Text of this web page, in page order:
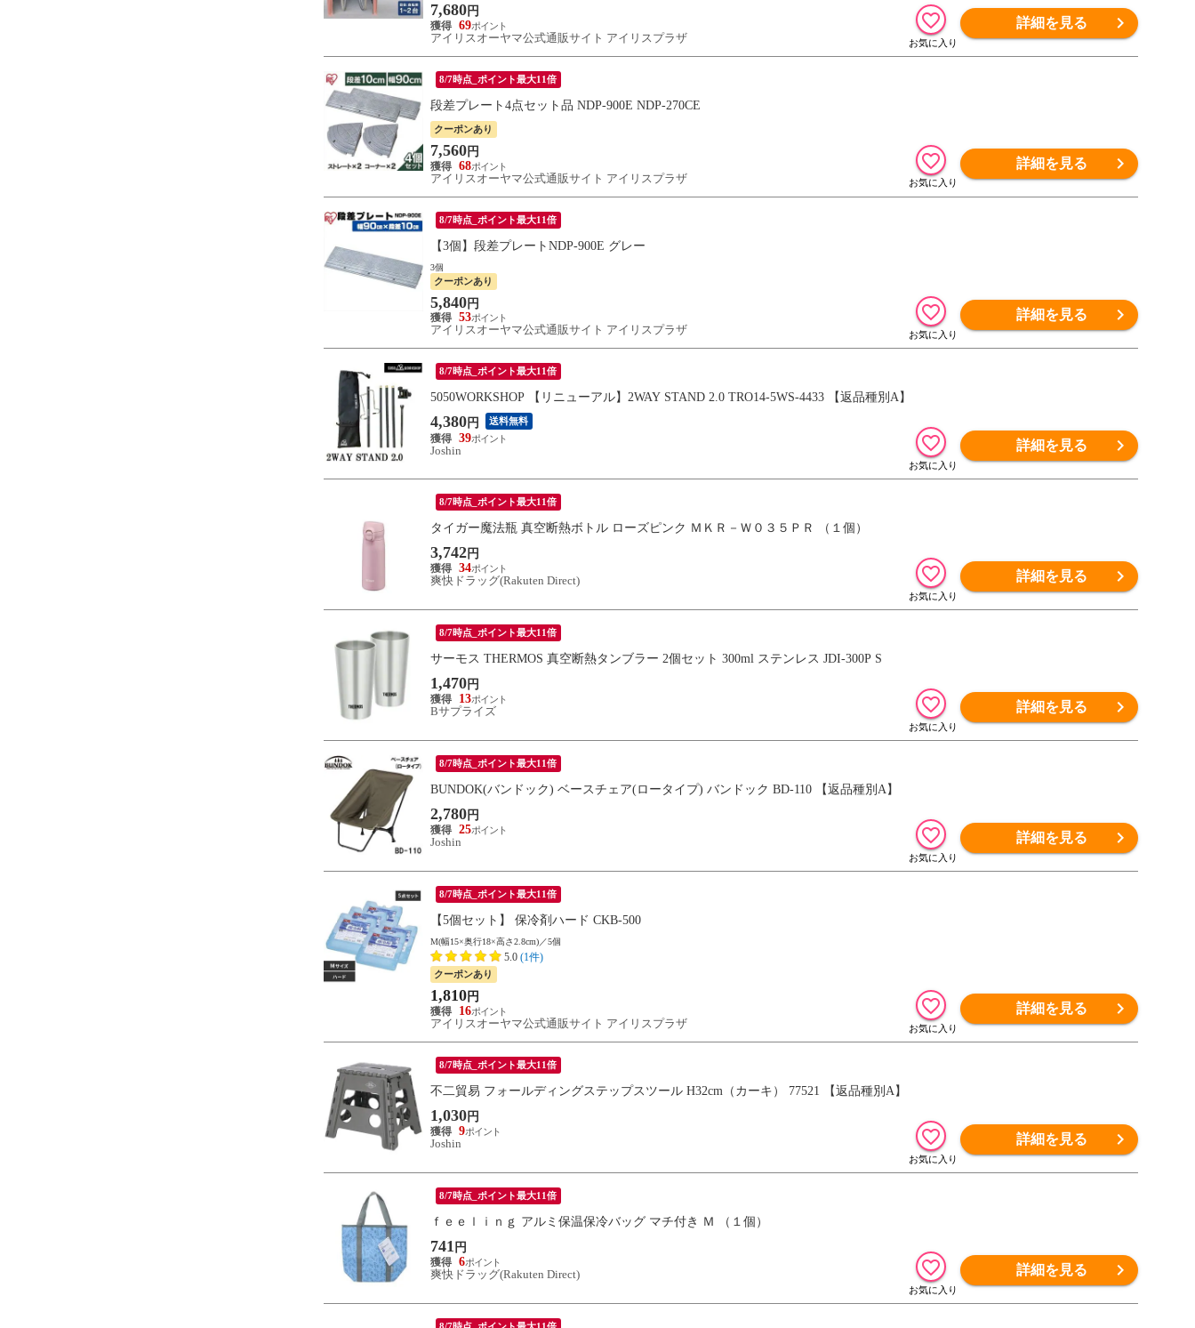
7,680 円
69
アイリスオーヤマ公式通販サイト アイリスプラザ
詳細を見る
8/7時点_ポイント最大11倍
段差プレート4点セット品 NDP-900E NDP-270CE
クーポンあり
7,560 円
68
アイリスオーヤマ公式通販サイト アイリスプラザ
詳細を見る
8/7時点_ポイント最大11倍
【3個】段差プレートNDP-900E グレー
3個
クーポンあり
5,840 円
53
アイリスオーヤマ公式通販サイト アイリスプラザ
詳細を見る
8/7時点_ポイント最大11倍
5050WORKSHOP 【リニューアル】2WAY STAND 2.0 TRO14-5WS-4433 【返品種別A】
4,380 円 送料無料
39
Joshin
詳細を見る
8/7時点_ポイント最大11倍
タイガー魔法瓶 真空断熱ボトル ローズピンク ＭＫＲ－Ｗ０３５ＰＲ （１個）
3,742 円
34
爽快ドラッグ(Rakuten Direct)
詳細を見る
8/7時点_ポイント最大11倍
サーモス THERMOS 真空断熱タンブラー 2個セット 300ml ステンレス JDI-300P S
1,470 円
13
Bサプライズ
詳細を見る
8/7時点_ポイント最大11倍
BUNDOK(バンドック) ベースチェア(ロータイプ) バンドック BD-110 【返品種別A】
2,780 円
25
Joshin
詳細を見る
8/7時点_ポイント最大11倍
【5個セット】 保冷剤ハード CKB-500
M(幅15×奥行18×高さ2.8cm)／5個
5.0 (1件)
クーポンあり
1,810 円
16
アイリスオーヤマ公式通販サイト アイリスプラザ
詳細を見る
8/7時点_ポイント最大11倍
不二貿易 フォールディングステップスツール H32cm（カーキ） 77521 【返品種別A】
1,030 円
9
Joshin
詳細を見る
8/7時点_ポイント最大11倍
ｆｅｅｌｉｎｇ アルミ保温保冷バッグ マチ付き Ｍ （１個）
741 円
6
爽快ドラッグ(Rakuten Direct)
詳細を見る